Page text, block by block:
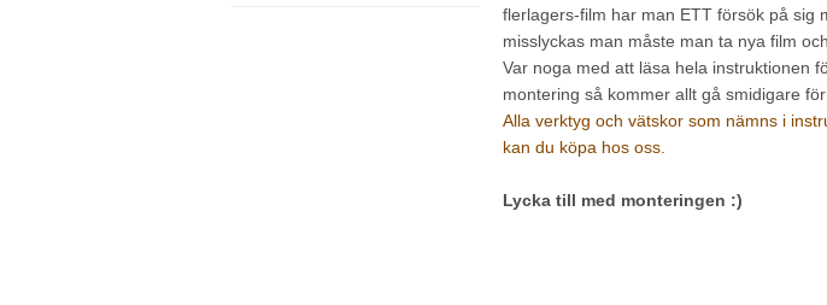
flerlagers-film har man ETT försök på sig
misslyckas man måste man ta nya film
Var noga med att läsa hela instruktionen
montering så kommer allt gå smidigare för
Alla verktyg och vätskor som nämns i
kan du köpa hos oss.
Lycka till med monteringen :)